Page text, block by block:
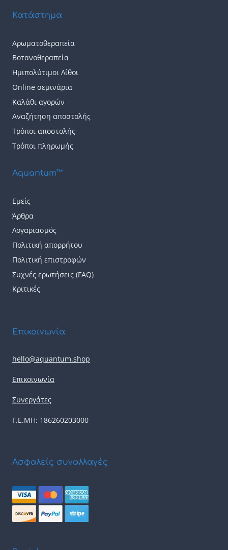
Κατάστημα
Αρωματοθεραπεία
Βοτανοθεραπεία
Ημιπολύτιμοι Λίθοι
Online σεμινάρια
Καλάθι αγορών
Αναζήτηση αποστολής
Τρόποι αποστολής
Τρόποι πληρωμής
Aquantum™
Εμείς
Άρθρα
Λογαριασμός
Πολιτική απορρήτου
Πολιτική επιστροφών
Συχνές ερωτήσεις (FAQ)
Κριτικές
Επικοινωνία
hello@aquantum.shop
Επικοινωνία
Συνεργάτες
Γ.Ε.ΜΗ: 186260203000
Ασφαλείς συναλλαγές